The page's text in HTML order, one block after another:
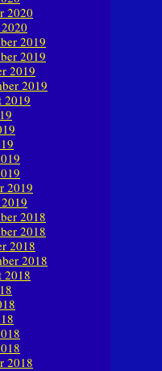
2020
2019
2019
2019
2019
2019
2019
2018
2018
2018
2018
2018
2018